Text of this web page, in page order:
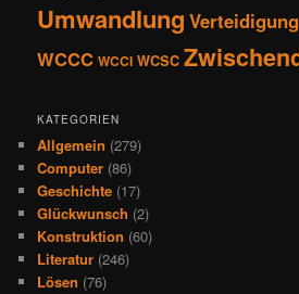
Umwandlung
WCCC WCCI WCSC
KATEGORIEN
Allgemein (279)
Computer (86)
Geschichte (17)
Glückwunsch (2)
Konstruktion (60)
Literatur (246)
Lösen (76)